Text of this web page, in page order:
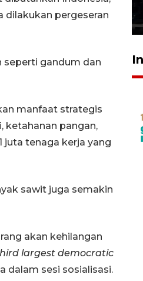
dilakukan pergeseran
seperti gandum dan
manfaat strategis
ketahanan pangan,
juta tenaga kerja yang
sawit juga semakin
akan kehilangan
largest democratic
dalam sesi sosialisasi.